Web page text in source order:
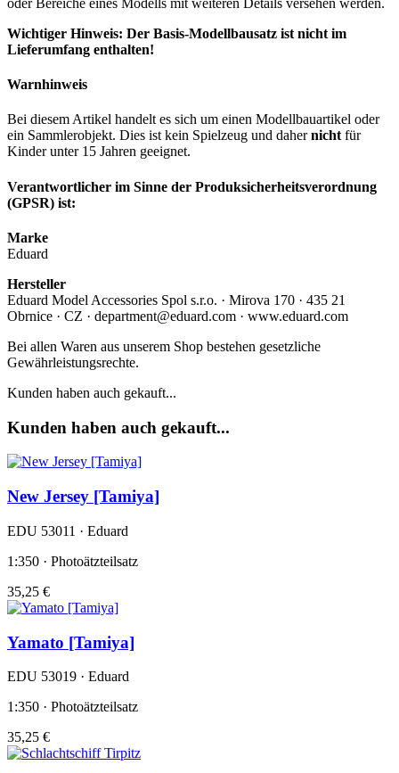
Wichtiger Hinweis: Der Basis-Modellbausatz ist nicht im
Lieferumfang enthalten!
Warnhinweis
Bei diesem Artikel handelt es sich um einen Modellbauartikel oder
ein Sammlerobjekt. Dies ist kein Spielzeug und dahernicht für
Kinder unter 15 Jahren geeignet.
Verantwortlicher im Sinne der Produksicherheitsverordnung
(GPSR) ist:
Marke
Eduard
Hersteller
Eduard Model Accessories Spol s.r.o. · Mirova 170 · 435 21
Obrnice · CZ · department@eduard.com · www.eduard.com
Bei allen Waren aus unserem Shop bestehen gesetzliche
Gewährleistungsrechte.
Kunden haben auch gekauft...
Kunden haben auch gekauft...
New Jersey [Tamiya]
EDU 53011 · Eduard
1:350 · Photoätzteilsatz
35,25 €
Yamato [Tamiya]
EDU 53019 · Eduard
1:350 · Photoätzteilsatz
35,25 €